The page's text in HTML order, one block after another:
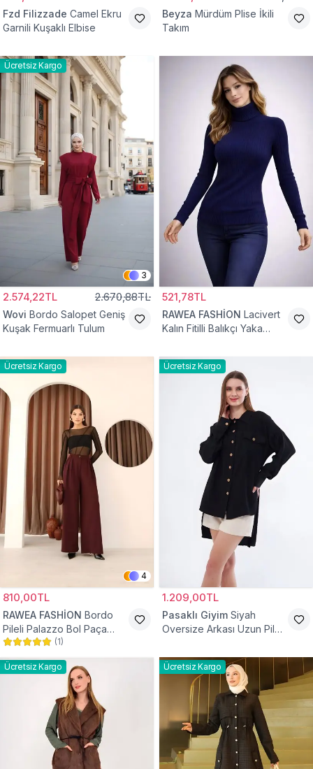
Fzd Filizzade Camel Ekru
Garnili Kuşaklı Elbise
Beyza Mürdüm Plise İkili
Takım
Ücretsiz Kargo
3
2.574,22TL 2.670,88TL
Wovi Bordo Salopet Geniş
Kuşak Fermuarlı Tulum
521,78TL
RAWEA FASHİON Lacivert
Kalın Fitilli Balıkçı Yaka
Ücretsiz Kargo
4
810,00TL
RAWEA FASHİON Bordo
Pileli Palazzo Bol Paça
Yüksek Bel Tesettür
Pantolon
(1)
Ücretsiz Kargo
1.209,00TL
Pasaklı Giyim Siyah
Oversize Arkası Uzun Pileli
Ücretsiz Kargo Ücretsiz Kargo